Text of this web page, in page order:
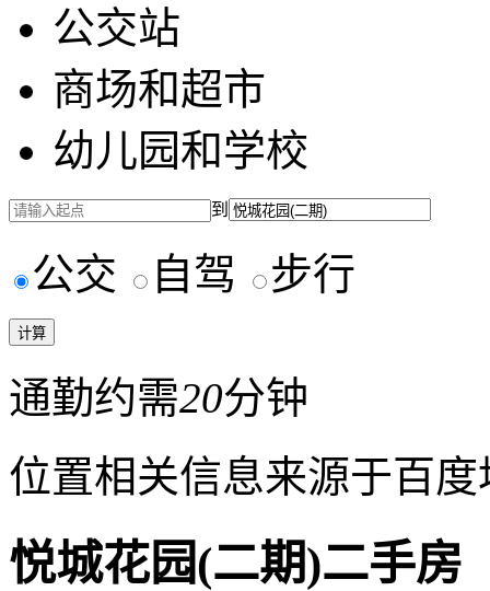
公交站
商场和超市
幼儿园和学校
到
公交 自驾 步行
通勤约需20分钟
位置相关信息来源于百
悦城花园(二期)二手房